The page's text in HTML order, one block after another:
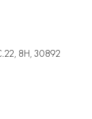
8H, 30892